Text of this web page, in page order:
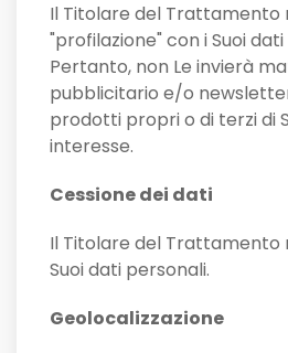
Il Titolare del Trattamento
"profilazione" con i Suoi
Pertanto, non Le invierà
pubblicitario e/o
prodotti propri o di terzi di
interesse.
Cessione dei dati
Il Titolare del Trattamento
Suoi dati personali.
Geolocalizzazione